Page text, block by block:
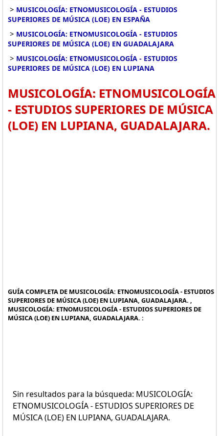
> MUSICOLOGÍA: ETNOMUSICOLOGÍA - ESTUDIOS
SUPERIORES DE MÚSICA (LOE) EN ESPAÑA
> MUSICOLOGÍA: ETNOMUSICOLOGÍA - ESTUDIOS
SUPERIORES DE MÚSICA (LOE) EN GUADALAJARA
> MUSICOLOGÍA: ETNOMUSICOLOGÍA - ESTUDIOS
SUPERIORES DE MÚSICA (LOE) EN LUPIANA
MUSICOLOGÍA: ETNOMUSICOLOGÍA
- ESTUDIOS SUPERIORES DE MÚSICA
(LOE) EN LUPIANA, GUADALAJARA.
GUÍA COMPLETA DE MUSICOLOGÍA: ETNOMUSICOLOGÍA - ESTUDIOS
SUPERIORES DE MÚSICA (LOE) EN LUPIANA, GUADALAJARA. ,
MUSICOLOGÍA: ETNOMUSICOLOGÍA - ESTUDIOS SUPERIORES DE
MÚSICA (LOE) EN LUPIANA, GUADALAJARA. :
Sin resultados para la búsqueda: MUSICOLOGÍA:
ETNOMUSICOLOGÍA - ESTUDIOS SUPERIORES DE
MÚSICA (LOE) EN LUPIANA, GUADALAJARA.